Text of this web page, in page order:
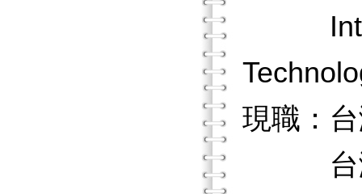
現職：
台灣